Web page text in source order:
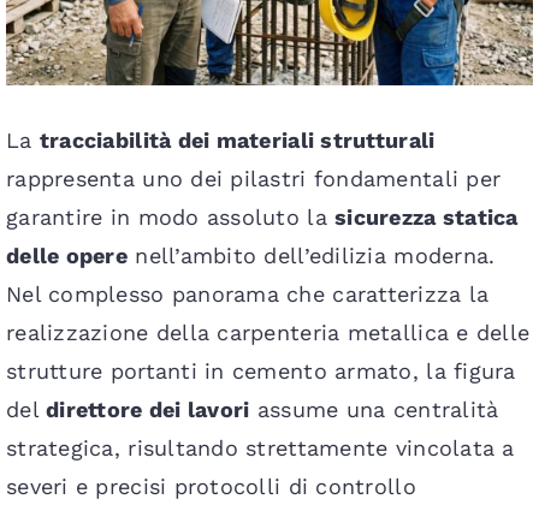
Armatura plinti
Procedura lavorazione
La tracciabilità dei materiali strutturali
rappresenta uno dei pilastri fondamentali per
garantire in modo assoluto lasicurezza statica
delle operenell’ambito dell’edilizia moderna.
Nel complesso panorama che caratterizza la
realizzazione della carpenteria metallica e delle
strutture portanti in cemento armato, la figura
deldirettore dei lavori assume una centralità
strategica, risultando strettamente vincolata a
severi e precisi protocolli di controllo